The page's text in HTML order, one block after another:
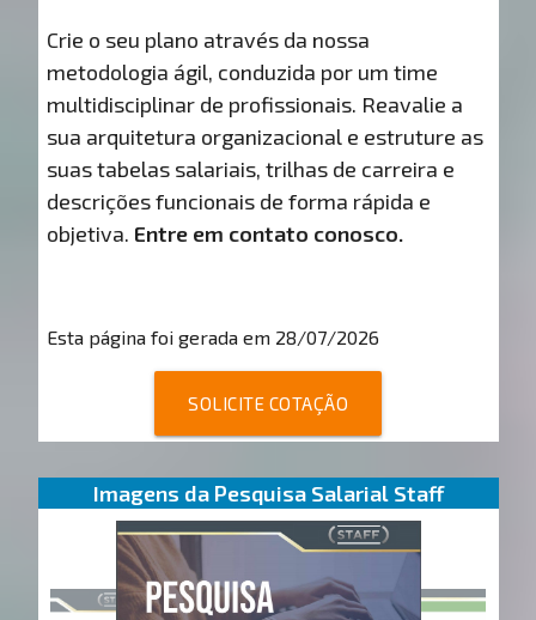
Crie o seu plano através da nossa
metodologia ágil, conduzida por um time
multidisciplinar de profissionais. Reavalie a
sua arquitetura organizacional e estruture as
suas tabelas salariais, trilhas de carreira e
descrições funcionais de forma rápida e
objetiva. Entre em contato conosco.
Esta página foi gerada em 28/07/2026
SOLICITE COTAÇÃO
Imagens da Pesquisa Salarial Staff